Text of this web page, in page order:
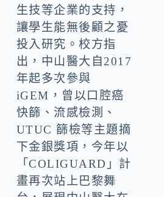
生技等企業的支持，
讓學生能無後顧之憂
投入研究。校方指
出，中山醫大自2017
年起多次參與
iGEM，曾以口腔癌
快篩、流感檢測、
UTUC 篩檢等主題摘
下金銀獎項，今年以
「COLIGUARD」計
畫再次站上巴黎舞